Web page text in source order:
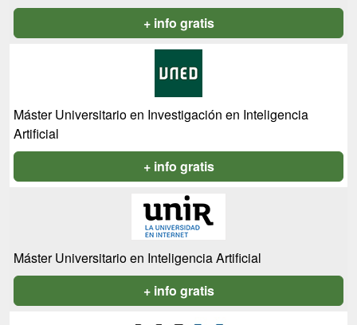
+ info gratis
Máster Universitario en Investigación en Inteligencia
Artificial
+ info gratis
Máster Universitario en Inteligencia Artificial
+ info gratis